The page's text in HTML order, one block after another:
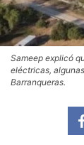
Sameep explicó
eléctricas,
Barranqueras.